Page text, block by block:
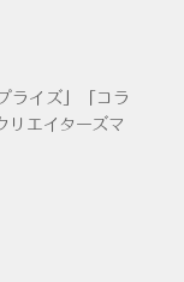
ライズ」「コラ
エイターズマ